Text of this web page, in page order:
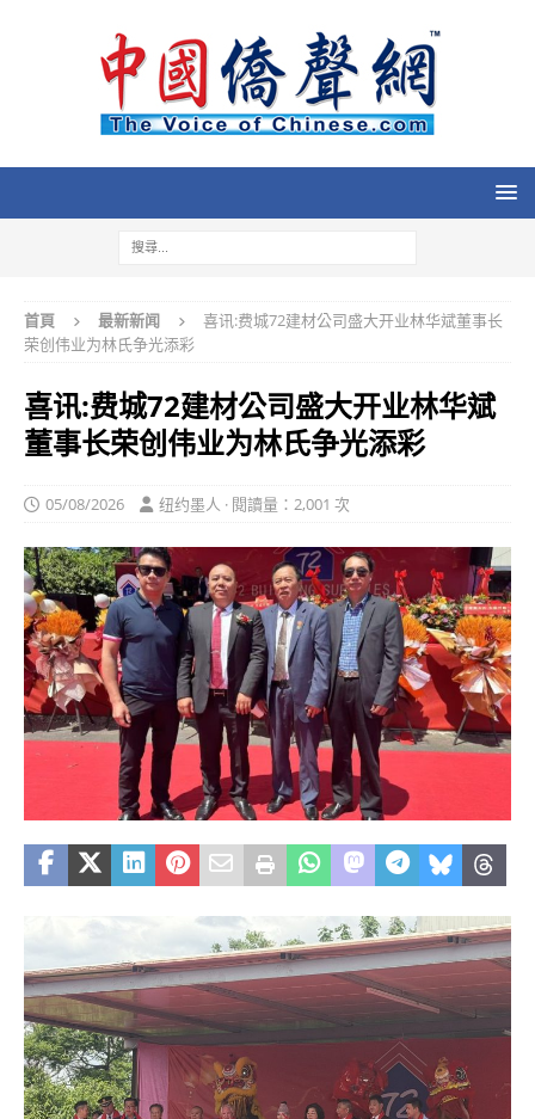
首頁 最新新闻
喜讯:费城72建材公司盛大开业林华斌董事长
荣创伟业为林氏争光添彩
喜讯:费城72建材公司盛大开业林华斌
董事长荣创伟业为林氏争光添彩
05/08/2026 纽约墨人 · 閱讀量：2,001 次